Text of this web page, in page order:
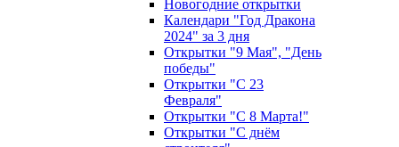
Новогодние открытки
Календари "Год Дракона
2024" за 3 дня
Открытки "9 Мая", "День
победы"
Открытки "С 23
Февраля"
Открытки "С 8 Марта!"
Открытки "С днём